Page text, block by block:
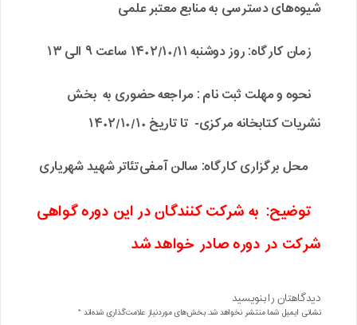
شیوه‌های دسترسی به منابع معتبر علمی
زمان کارگاه: روز دوشنبه ۱۴۰۲/۱۰/۱۱ ساعت ۹ الی ۱۳
نحوه و مهلت ثبت نام : مراجعه حضوری به بخش
نشریات کتابخانه مرکزی- تا تاریخ ۱۴۰۲/۱۰/۱۰
محل برگزاری کارگاه: سالن آمفی‌تئاتر شهید شهریاری
توضیح: به شرکت کنندگان در این دوره گواهی
شرکت در دوره صادر خواهد شد
دیدگاهتان را بنویسید
نشانی ایمیل شما منتشر نخواهد شد.بخش‌های موردنیاز علامت‌گذاری شده‌اند *